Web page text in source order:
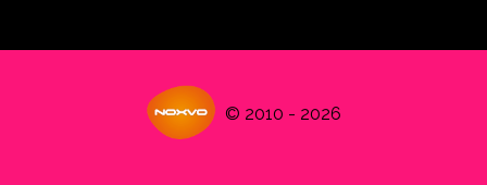
© 2010 - 2026